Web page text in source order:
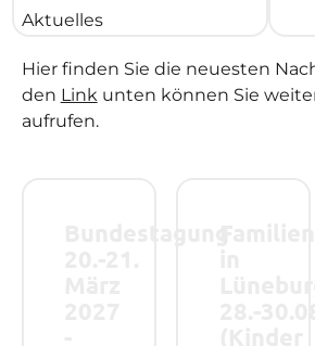
Aktuelles
Hier finden Sie die neuesten
den Link unten können Sie
aufrufen.